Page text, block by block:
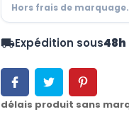
Hors frais de
local_shippingExpédition sous48h
délais produit sans